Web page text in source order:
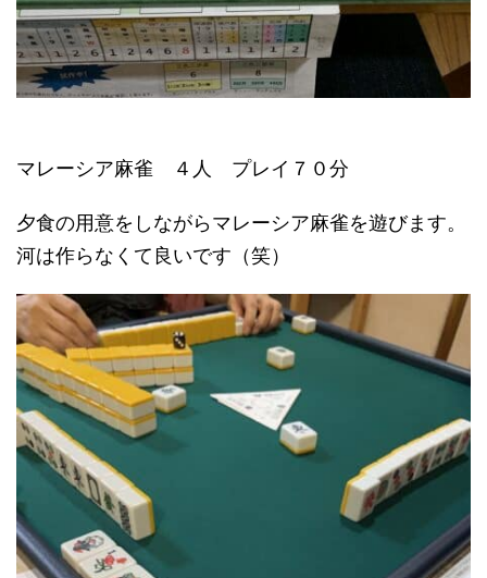
マレーシア麻雀 ４人 プレイ７０分
夕食の用意をしながらマレーシア麻雀を遊びます。
河は作らなくて良いです（笑）